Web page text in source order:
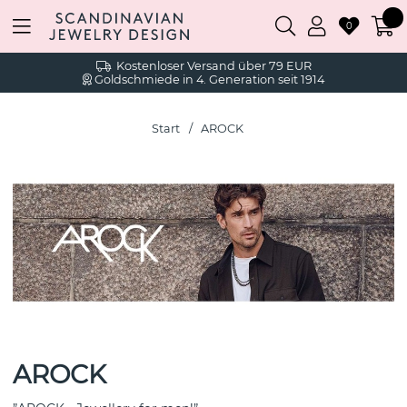
Kostenloser Versand über 79 EUR
Goldschmiede in 4. Generation seit 1914
0
Start AROCK
AROCK